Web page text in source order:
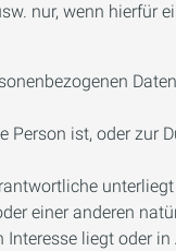
nur, wenn hierfür
Person ist, oder zur
unterliegt
einer anderen
liegt oder